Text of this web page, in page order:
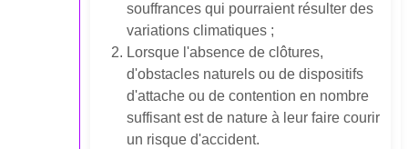
souffrances qui pourraient résulter des
variations climatiques ;
Lorsque l'absence de clôtures,
d'obstacles naturels ou de dispositifs
d'attache ou de contention en nombre
suffisant est de nature à leur faire courir
un risque d'accident.